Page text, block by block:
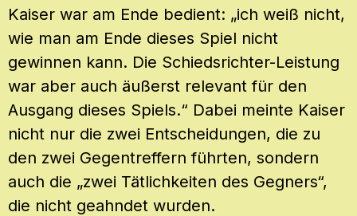
Kaiser war am Ende bedient: „ich weiß nicht,
wie man am Ende dieses Spiel nicht
gewinnen kann. Die Schiedsrichter-Leistung
war aber auch äußerst relevant für den
Ausgang dieses Spiels.“ Dabei meinte Kaiser
nicht nur die zwei Entscheidungen, die zu
den zwei Gegentreffern führten, sondern
auch die „zwei Tätlichkeiten des Gegners“,
die nicht geahndet wurden.